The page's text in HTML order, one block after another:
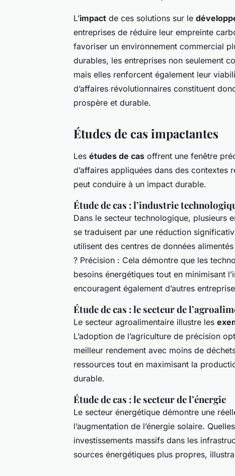
L’impact de ces solutions sur le
entreprises de réduire leur empreinte
favoriser un environnement commercial
durables, les entreprises non seulement
mais elles renforcent également leur
d’affaires révolutionnaires constituent
prospère et durable.
Études de cas impactantes
Les études de cas offrent une fenêtre
d’affaires appliquées dans des contextes
peut conduire à un impact durable.
Étude de cas : l’industrie
Dans le secteur technologique, plusieurs
se traduisent par une réduction
utilisent des centres de données
? Précision : Cela démontre que les
besoins énergétiques tout en minimisant
encouragent également d’autres
Étude de cas : le secteur de
Le secteur agroalimentaire illustre les
L’adoption de l’agriculture de précision
meilleur rendement avec moins de
ressources tout en maximisant la
durable.
Étude de cas : le secteur de l’énergie
Le secteur énergétique démontre une
l’augmentation de l’énergie solaire.
investissements massifs dans les
sources énergétiques plus propres,